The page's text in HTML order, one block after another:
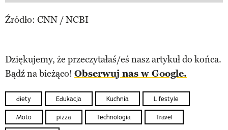
Źródło: CNN / NCBI
Dziękujemy, że przeczytałaś/eś nasz artykuł do końca.
Bądź na bieżąco! Obserwuj nas w Google.
diety Edukacja Kuchnia Lifestyle
Moto pizza Technologia Travel